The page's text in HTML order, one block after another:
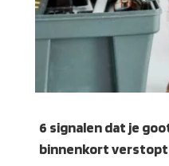
6 signalen dat je
binnenkort